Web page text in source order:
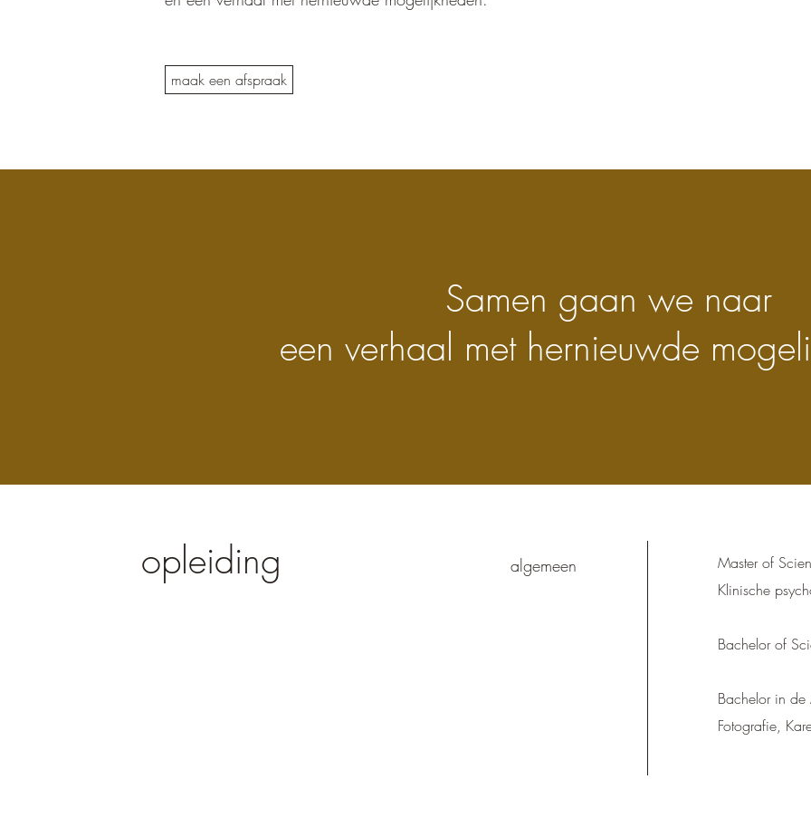
maak een afspraak
Samen gaan we naar
een verhaal met hernieuwde
opleiding algemeen
Master of
Klinische
Bachelor of
Bachelor in de
Fotografie,